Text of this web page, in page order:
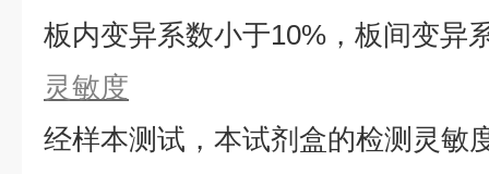
板内变异系数小于10%，板间变异
灵敏度
经样本测试，本试剂盒的检测灵敏